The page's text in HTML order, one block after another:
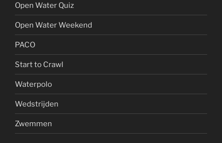
Open Water Quiz
Open Water Weekend
PACO
Start to Crawl
Waterpolo
Wedstrijden
Zwemmen